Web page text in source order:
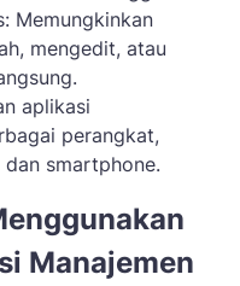
Memungkinkan
mengedit, atau
aplikasi
perangkat,
smartphone.
Manajemen